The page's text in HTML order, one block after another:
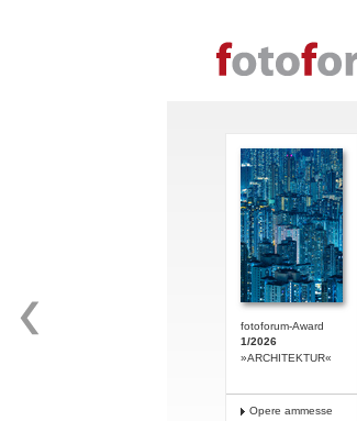
fotoforum-Award
1/2026
»ARCHITEKTUR«
Opere ammesse